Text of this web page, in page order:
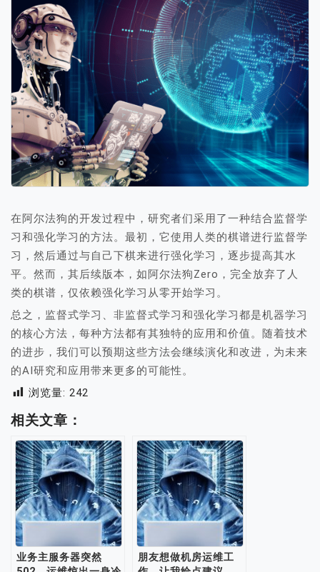
在阿尔法狗的开发过程中，研究者们采用了一种结合监督学
习和强化学习的方法。最初，它使用人类的棋谱进行监督学
习，然后通过与自己下棋来进行强化学习，逐步提高其水
平。然而，其后续版本，如阿尔法狗Zero，完全放弃了人
类的棋谱，仅依赖强化学习从零开始学习。
总之，监督式学习、非监督式学习和强化学习都是机器学习
的核心方法，每种方法都有其独特的应用和价值。随着技术
的进步，我们可以预期这些方法会继续演化和改进，为未来
的AI研究和应用带来更多的可能性。
浏览量: 242
相关文章：
业务主服务器突然
朋友想做机房运维工